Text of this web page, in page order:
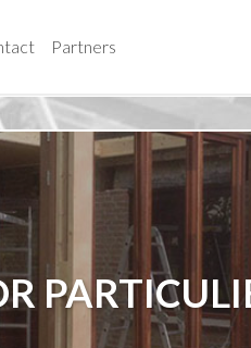
Partners